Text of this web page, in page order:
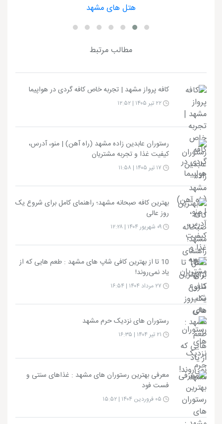
هتل های مشهد
مطالب مرتبط
کافه پرواز مشهد | تجربه خاص کافه گردی در هواپیما
رستوران عابدین زاده مشهد (راه آهن) | منو، آدرس،
کیفیت غذا و تجربه مشتریان
بهترین کافه صبحانه مشهد؛ راهنمای کامل برای شروع یک
روز عالی
10 تا از بهترین کافی شاپ های مشهد : طعم هایی که از
یاد نمی‌روند!
رستوران های نزدیک حرم مشهد
معرفی بهترین رستوران های مشهد : غذاهای سنتی و
فست‌ فود